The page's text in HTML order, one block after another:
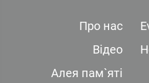
Про нас
Відео
Алея пам`яті